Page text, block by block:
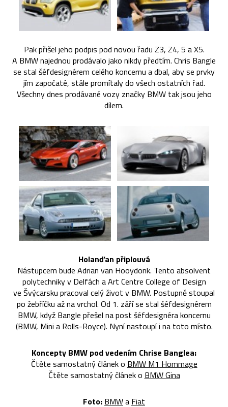
Pak přišel jeho podpis pod novou řadu Z3, Z4, 5 a X5.
A BMW najednou prodávalo jako nikdy předtím. Chris Bangle
se stal šéfdesignérem celého koncernu a dbal, aby se prvky
jím započaté, stále promítaly do všech ostatních řad.
Všechny dnes prodávané vozy značky BMW tak jsou jeho
dílem.
Holanďan připlouvá
Nástupcem bude Adrian van Hooydonk. Tento absolvent
polytechniky v Delfách a Art Centre College of Design
ve Švýcarsku pracoval celý život v BMW. Postupně stoupal
po žebříčku až na vrchol. Od 1. září se stal šéfdesignérem
BMW, když Bangle přešel na post šéfdesignéra koncernu
(BMW, Mini a Rolls-Royce). Nyní nastoupí i na toto místo.
Koncepty BMW pod vedením Chrise Banglea:
Čtěte samostatný článek o BMW M1 Hommage
Čtěte samostatný článek o BMW Gina
Foto: BMWa Fiat